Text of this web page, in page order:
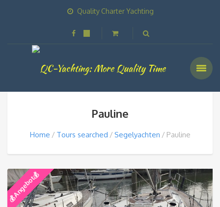
Quality Charter Yachting
Pauline
Home Tours searched Segelyachten Pauline
💰 Angebot💰